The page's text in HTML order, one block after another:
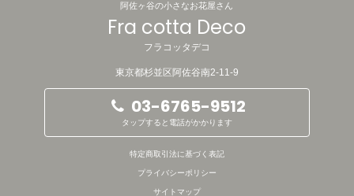
阿佐ヶ谷の小さなお花屋さん
Fra cotta Deco
フラコッタデコ
東京都杉並区阿佐谷南2-11-9
03-6765-9512
タップすると電話がかかります
特定商取引法に基づく表記
プライバシーポリシー
サイトマップ